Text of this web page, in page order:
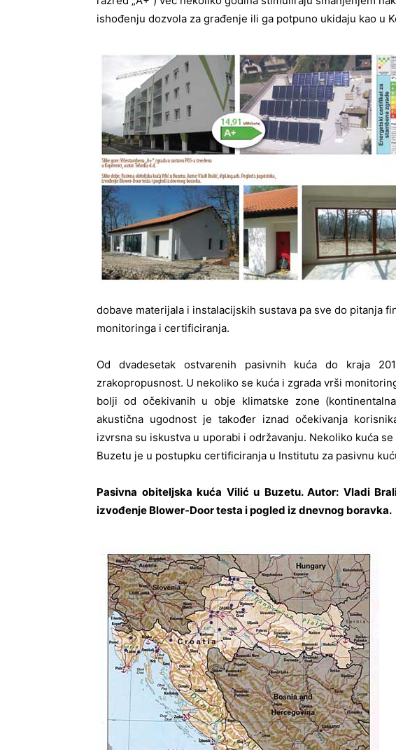
ishođenju dozvola za građenje ili ga potpuno ukidaju kao u
dobave materijala i instalacijskih sustava pa sve do pitanja
monitoringa i certificiranja.
Od dvadesetak ostvarenih pasivnih kuća do kraja
zrakopropusnost. U nekoliko se kuća i zgrada vrši
bolji od očekivanih u obje klimatske zone
akustična ugodnost je također iznad očekivanja
izvrsna su iskustva u uporabi i održavanju. Nekoliko kuća
Buzetu je u postupku certificiranja u Institutu za pasivnu
Pasivna obiteljska kuća Vilić u Buzetu. Autor: Vladi
izvođenje Blower-Door testa i pogled iz dnevnog boravka.